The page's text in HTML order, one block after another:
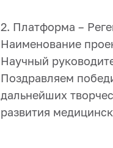
2. Платформа –
Наименование
Научный
Поздравляем
дальнейших
развития